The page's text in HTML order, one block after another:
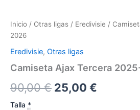
Inicio / Otras ligas / Eredivisie /
2026
Eredivisie, Otras ligas
Camiseta Ajax Tercera
90,00€ El
25,00 €
Talla *